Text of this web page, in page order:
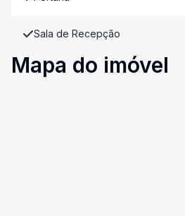
Sala de Recepção
Mapa do imóvel